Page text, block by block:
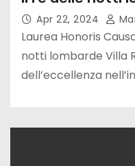
Apr 22, 2024
Laurea Honoris
notti lombarde Villa
dell’eccellenza